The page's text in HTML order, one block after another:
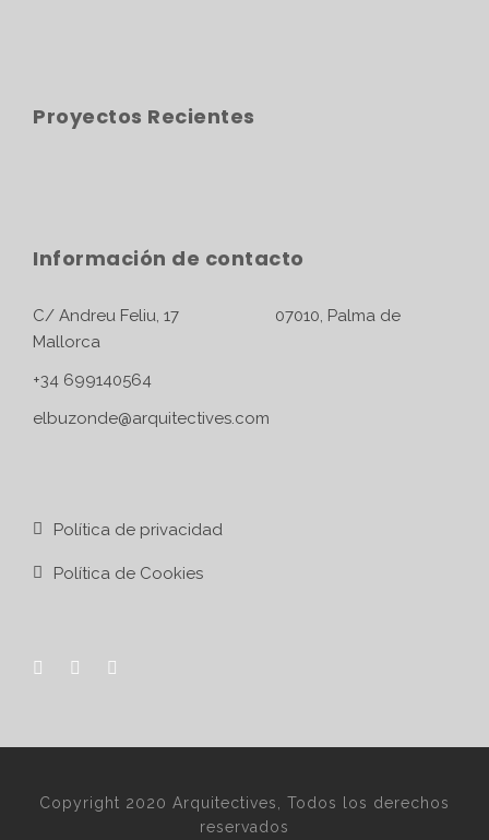
Proyectos Recientes
Información de contacto
C/ Andreu Feliu, 17 07010, Palma de
Mallorca
+34 699140564
elbuzonde@arquitectives.com
Política de privacidad
Política de Cookies
Copyright 2020 Arquitectives, Todos los derechos
reservados